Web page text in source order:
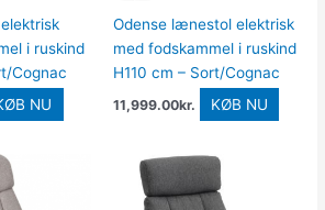
i ruskind
Cognac
NU
Odense lænestol elektrisk
med fodskammel i ruskind
H110 cm – Sort/Cognac
11,999.00kr. KØB NU